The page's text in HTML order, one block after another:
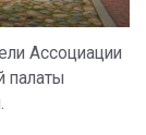
Ассоциации
палаты